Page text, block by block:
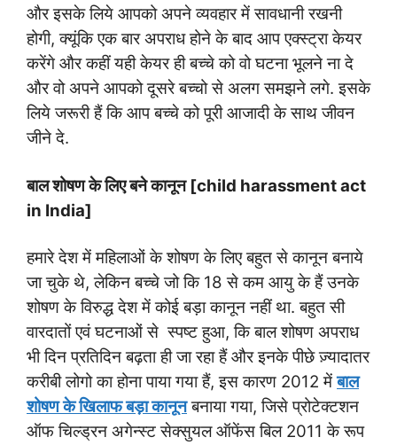
और इसके लिये आपको अपने व्यवहार में सावधानी रखनी
होगी, क्यूंकि एक बार अपराध होने के बाद आप एक्स्ट्रा केयर
करेंगे और कहीं यही केयर ही बच्चे को वो घटना भूलने ना दे
और वो अपने आपको दूसरे बच्चो से अलग समझने लगे. इसके
लिये जरूरी हैं कि आप बच्चे को पूरी आजादी के साथ जीवन
जीने दे.
बाल शोषण के लिए बने कानून [child harassment act
in India]
हमारे देश में महिलाओं के शोषण के लिए बहुत से कानून बनाये
जा चुके थे, लेकिन बच्चे जो कि 18 से कम आयु के हैं उनके
शोषण के विरुद्ध देश में कोई बड़ा कानून नहीं था. बहुत सी
वारदातों एवं घटनाओं से स्पष्ट हुआ, कि बाल शोषण अपराध
भी दिन प्रतिदिन बढ़ता ही जा रहा हैं और इनके पीछे ज़्यादातर
करीबी लोगो का होना पाया गया हैं, इस कारण 2012 मेंबाल
शोषण के खिलाफ बड़ा कानूनबनाया गया, जिसे प्रोटेक्टशन
ऑफ चिल्ड्रन अगेन्स्ट सेक्सुयल ऑफेंस बिल 2011 के रूप